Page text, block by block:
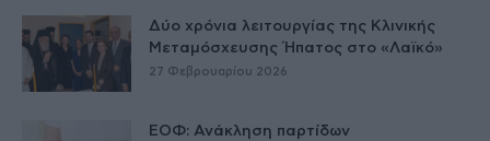
Δύο χρόνια λειτουργίας της Κλινικής
Μεταμόσχευσης Ήπατος στο «Λαϊκό»
27 Φεβρουαρίου 2026
ΕΟΦ: Ανάκληση παρτίδων